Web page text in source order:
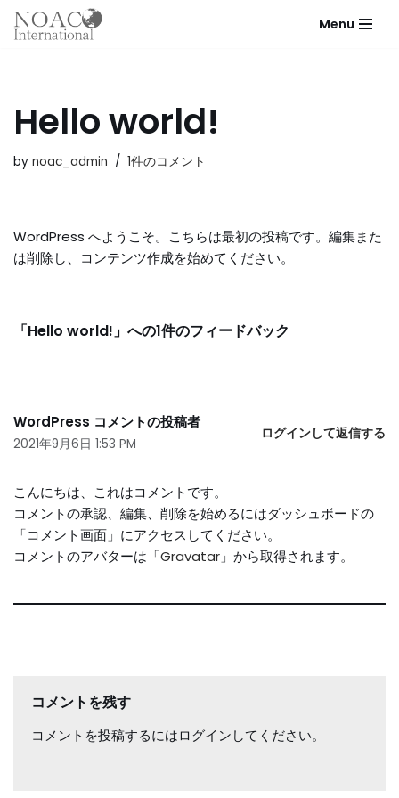
ン
ツ
へ
プ
Menu
Hello world!
by noac_admin 1件のコメント
WordPress へようこそ。こちらは最初の投稿です。編集また
は削除し、コンテンツ作成を始めてください。
「Hello world!」への1件のフィードバック
WordPress コメントの投稿者
2021年9月6日 1:53 PM
ログインして返信する
こんにちは、これはコメントです。
コメントの承認、編集、削除を始めるにはダッシュボードの
「コメント画面」にアクセスしてください。
コメントのアバターは「Gravatar 」から取得されます。
コメントを残す
コメントを投稿するにはログインしてください。